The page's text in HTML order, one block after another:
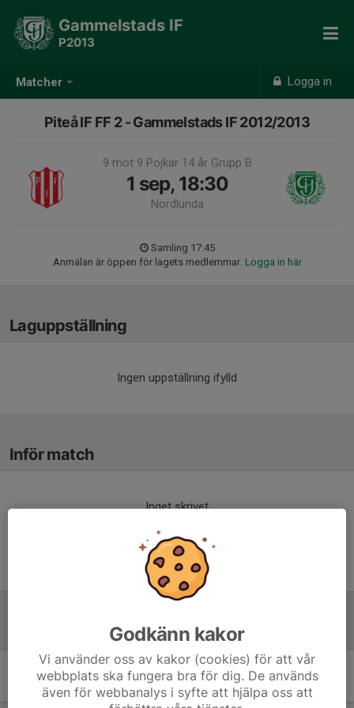
Matcher Logga in
Gammelstads IF
P2013
Piteå IF FF 2 - Gammelstads IF 2012/2013
9 mot 9 Pojkar 14 år Grupp B
1 sep, 18:30
Nordlunda
Samling 17:45
Anmälan är öppen för lagets medlemmar. Logga in här
Laguppställning
Ingen uppställning ifylld
Inför match
Inget skrivet
9 mot 9 Pojkar 14 år Grupp
M +/-
Godkänn kakor
Vi använder oss av kakor (cookies) för att vår
webbplats ska fungera bra för dig. De används
även för webbanalys i syfte att hjälpa oss att